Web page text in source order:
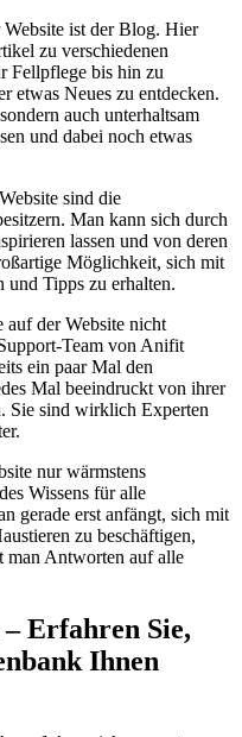
ist der Blog. Hier
zu ​verschiedenen
Fellpflege bis hin zu
etwas ⁢Neues zu entdecken.
auch unterhaltsam
und dabei noch ‌etwas
sind die‍
⁣Man ⁤kann sich durch
lassen und von deren⁣
Möglichkeit, sich mit⁤
und Tipps zu erhalten.
⁢auf⁢ der Website nicht
Team ‍von Anifit
ein paar Mal den
Mal beeindruckt von ihrer
‍Sie sind wirklich Experten​
nur wärmstens
Wissens für alle
gerade erst anfängt, sich mit
zu beschäftigen,
man Antworten auf alle
–⁤ Erfahren ‌Sie,
⁢Ihnen